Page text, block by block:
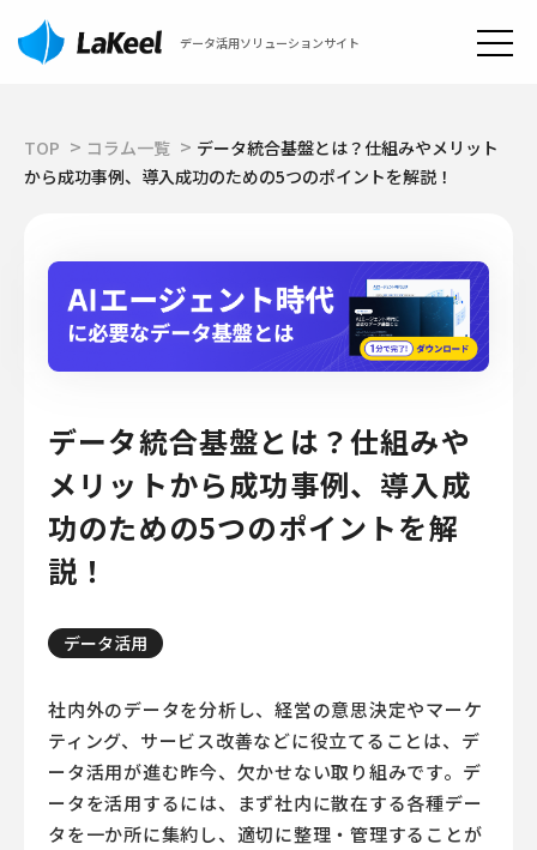
データ活用ソリューションサイト
TOP コラム一覧
データ統合基盤とは？仕組みやメリット
から成功事例、導入成功のための5つのポイントを解説！
データ統合基盤とは？仕組みや
メリットから成功事例、導入成
功のための5つのポイントを解
説！
データ活用
社内外のデータを分析し、経営の意思決定やマーケ
ティング、サービス改善などに役立てることは、デ
ータ活用が進む昨今、欠かせない取り組みです。デ
ータを活用するには、まず社内に散在する各種デー
タを一か所に集約し、適切に整理・管理することが